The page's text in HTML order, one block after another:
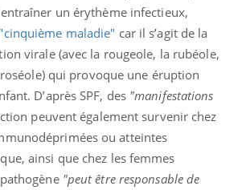
un érythème infectieux,
maladie" car il s’agit de la
virale (avec la rougeole, la rubéole,
qui provoque une éruption
D’après SPF, des "manifestations
peuvent également survenir chez
ou atteintes
ainsi que chez les femmes
"peut être responsable de